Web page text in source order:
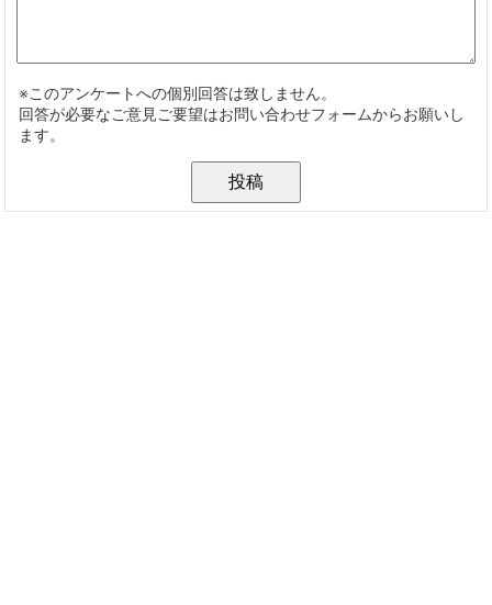
※このアンケートへの個別回答は致しません。
回答が必要なご意見ご要望はお問い合わせフォームからお願いし
ます。